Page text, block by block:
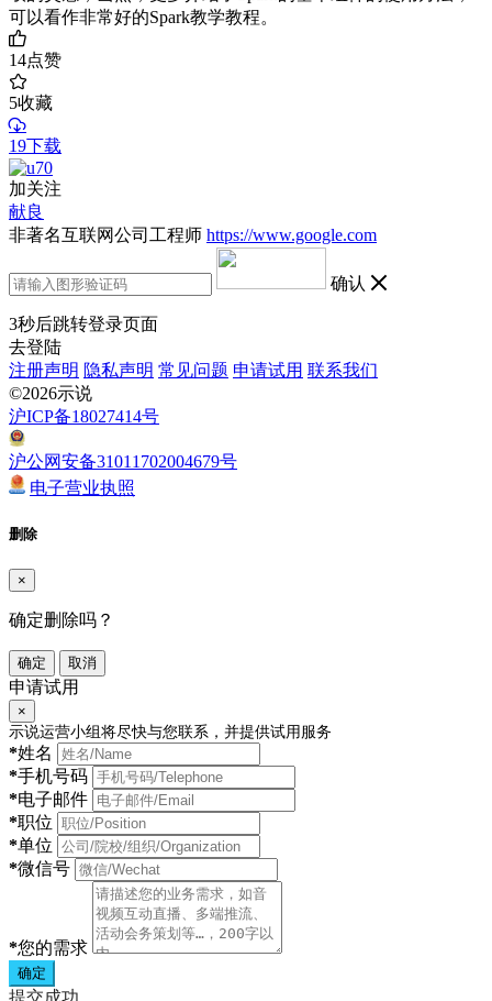
可以看作非常好的Spark教学教程。
14点赞
5收藏
19下载
加关注
献良
非著名互联网公司工程师 https://www.google.com
确认
3秒后跳转登录页面
去登陆
注册声明 隐私声明 常见问题 申请试用 联系我们
©2026示说
沪ICP备18027414号
沪公网安备31011702004679号
电子营业执照
删除
×
确定删除吗？
确定 取消
申请试用
×
示说运营小组将尽快与您联系，并提供试用服务
*姓名
*手机号码
*电子邮件
*职位
*单位
*微信号
*您的需求
确定